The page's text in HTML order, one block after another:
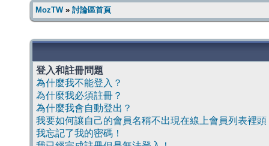
MozTW» 討論區首頁
登入和註冊問題
為什麼我不能登入？
為什麼我必須註冊？
為什麼我會自動登出？
我要如何讓自己的會員名稱不出現在線上會員列表裡頭
我忘記了我的密碼！